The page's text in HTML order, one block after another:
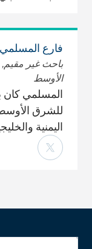
فارع المسلمي
باحث غير
الأوسط
المسلمي كان
للشرق
اليمنية